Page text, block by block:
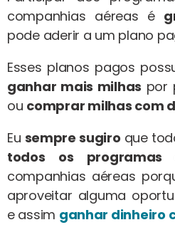
companhias aéreas é
pode aderir a um plano
Esses planos pagos
ganhar mais milhas por
ou comprar milhas com
Eu sempre sugiro que
todos os programas
companhias aéreas
aproveitar alguma
e assim ganhar dinheiro